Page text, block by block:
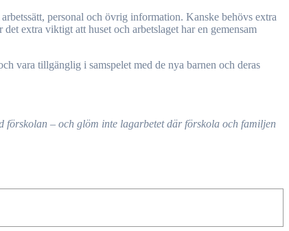
personal och övrig information. Kanske behövs extra
extra viktigt att huset och arbetslaget har en gemensam
vara tillgänglig i samspelet med de nya barnen och deras
– och glöm inte lagarbetet där förskola och familjen